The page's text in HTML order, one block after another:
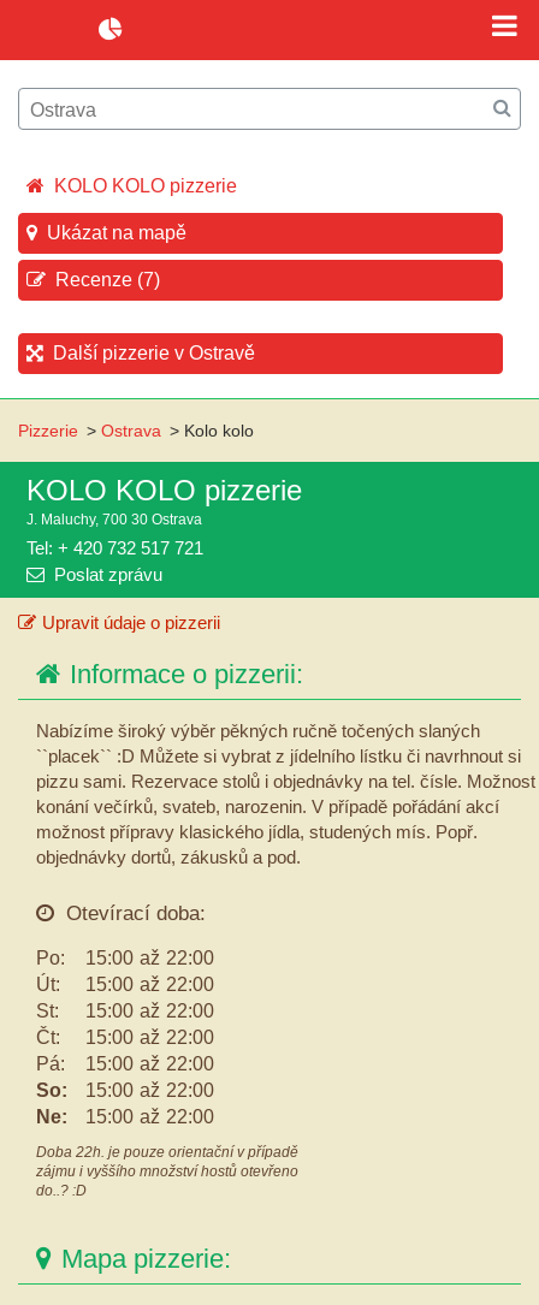
KOLO KOLO pizzerie
Ukázat na mapě
Recenze (7)
Další pizzerie v Ostravě
Pizzerie > Ostrava > Kolo kolo
KOLO KOLO pizzerie
J. Maluchy, 700 30 Ostrava
Tel: + 420 732 517 721
Poslat zprávu
Upravit údaje o pizzerii
Informace o pizzerii:
Nabízíme široký výběr pěkných ručně točených slaných
``placek`` :D Můžete si vybrat z jídelního lístku či navrhnout si
pizzu sami. Rezervace stolů i objednávky na tel. čísle. Možnost
konání večírků, svateb, narozenin. V případě pořádání akcí
možnost přípravy klasického jídla, studených mís. Popř.
objednávky dortů, zákusků a pod.
Otevírací doba:
Po: 15:00 až 22:00
Út:
15:00 až 22:00
St:
15:00 až 22:00
Čt:
15:00 až 22:00
Pá:
15:00 až 22:00
So:
15:00 až 22:00
Ne:
15:00 až 22:00
Doba 22h. je pouze orientační v případě
zájmu i vyššího množství hostů otevřeno
do..? :D
Mapa pizzerie: